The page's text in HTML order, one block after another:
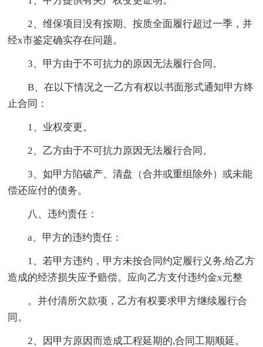
2、维保项目没有按期、按质全面履行超过一季，并
经x市鉴定确实存在问题。
3、甲方由于不可抗力的原因无法履行合同。
B、在以下情况之一乙方有权以书面形式通知甲方终
止合同：
1、业权变更。
2、乙方由于不可抗力原因无法履行合同。
3、如甲方陷破产、清盘（合并或重组除外）或未能
偿还应付的债务。
八、违约责任：
a、甲方的违约责任：
1、若甲方违约，甲方未按合同约定履行义务,给乙方
造成的经济损失应予赔偿。应向乙方支付违约金x元整
。并付清所欠款项，乙方有权要求甲方继续履行合
同。
2、因甲方原因而造成工程延期的,合同工期顺延。